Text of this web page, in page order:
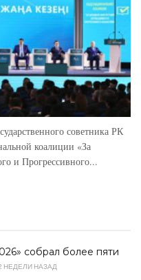
советника РК
коалиции «За
и Прогрессивного...
собрал более пяти
НЕДЕЛИ НАЗАД